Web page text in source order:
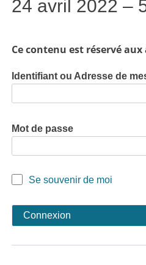
24 avril 2022 –
Ce contenu est réservé
Identifiant ou Adresse de
Mot de passe
Se souvenir de moi